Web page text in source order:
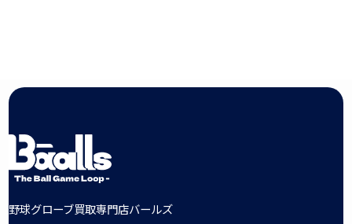
野球グローブ買取専門店バールズ